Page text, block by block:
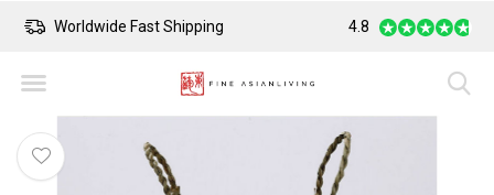
Worldwide Fast Shipping Safe Payment
4.8